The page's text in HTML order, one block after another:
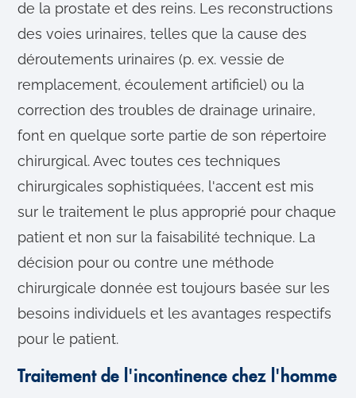
de la prostate et des reins. Les reconstructions
des voies urinaires, telles que la cause des
déroutements urinaires (p. ex. vessie de
remplacement, écoulement artificiel) ou la
correction des troubles de drainage urinaire,
font en quelque sorte partie de son répertoire
chirurgical. Avec toutes ces techniques
chirurgicales sophistiquées, l'accent est mis
sur le traitement le plus approprié pour chaque
patient et non sur la faisabilité technique. La
décision pour ou contre une méthode
chirurgicale donnée est toujours basée sur les
besoins individuels et les avantages respectifs
pour le patient.
Traitement de l'incontinence chez l'homme